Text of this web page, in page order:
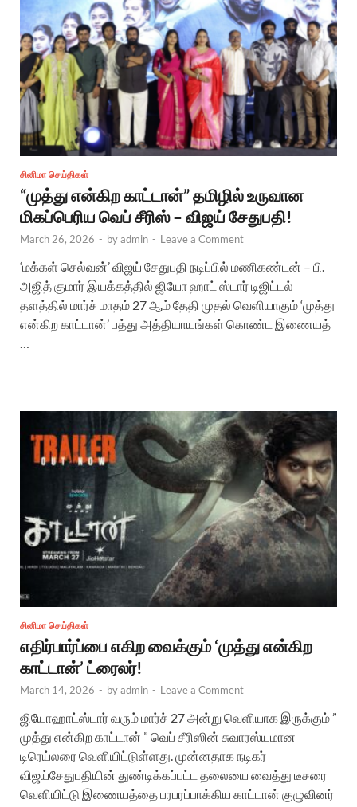
சினிமா செய்திகள்
“முத்து என்கிற காட்டான்” தமிழில் உருவான
மிகப்பெரிய வெப் சீரிஸ் – விஜய் சேதுபதி!
March 26, 2026 - byadmin - Leave a Comment
‘மக்கள் செல்வன்’ விஜய் சேதுபதி நடிப்பில் மணிகண்டன் – பி.
அஜித் குமார் இயக்கத்தில் ஜியோ ஹாட் ஸ்டார் டிஜிட்டல்
தளத்தில் மார்ச் மாதம் 27 ஆம் தேதி முதல் வெளியாகும் ‘முத்து
என்கிற காட்டான்’ பத்து அத்தியாயங்கள் கொண்ட இணையத்
…
சினிமா செய்திகள்
எதிர்பார்ப்பை எகிற வைக்கும் ‘முத்து என்கிற
காட்டான்’ ட்ரைலர்!
March 14, 2026 - byadmin - Leave a Comment
ஜியோஹாட்ஸ்டார் வரும் மார்ச் 27 அன்று வெளியாக இருக்கும் ”
முத்து என்கிற காட்டான் ” வெப் சீரிஸின் சுவாரஸ்யமான
டிரெய்லரை வெளியிட்டுள்ளது. முன்னதாக நடிகர்
விஜய்சேதுபதியின் துண்டிக்கப்பட்ட தலையை வைத்து டீசரை
வெளியிட்டு இணையத்தை பரபரப்பாக்கிய காட்டான் குழுவினர்